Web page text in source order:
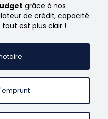
grâce à nos
de crédit, capacité
est plus clair !